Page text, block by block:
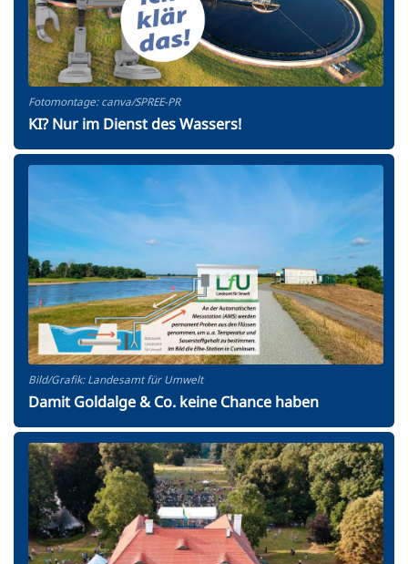
Fotomontage: canva/SPREE-PR
KI? Nur im Dienst des Wassers!
Bild/Grafik: Landesamt für Umwelt
Damit Goldalge & Co. keine Chance haben